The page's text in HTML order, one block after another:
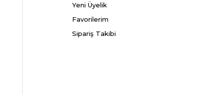
Yeni Üyelik
Favorilerim
Sipariş Takibi